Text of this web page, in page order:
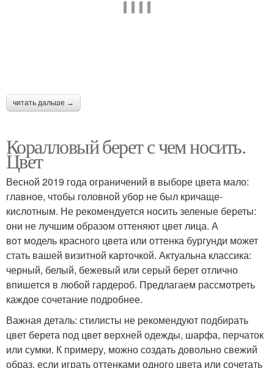
читать дальше →
Коралловый берет с чем носить.
Цвет
Весной 2019 года ограничений в выборе цвета мало:
главное, чтобы головной убор не был кричаще-
кислотным. Не рекомендуется носить зеленые береты:
они не лучшим образом оттеняют цвет лица. А
вот модель красного цвета или оттенка бургунди может
стать вашей визитной карточкой. Актуальна классика:
черный, белый, бежевый или серый берет отлично
впишется в любой гардероб. Предлагаем рассмотреть
каждое сочетание подробнее.
Важная деталь: стилисты не рекомендуют подбирать
цвет берета под цвет верхней одежды, шарфа, перчаток
или сумки. К примеру, можно создать довольно свежий
образ, если играть оттенками одного цвета или сочетать